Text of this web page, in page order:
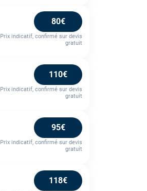
80€
Prix indicatif, confirmé sur devis
gratuit
110€
Prix indicatif, confirmé sur devis
gratuit
95€
Prix indicatif, confirmé sur devis
gratuit
118€